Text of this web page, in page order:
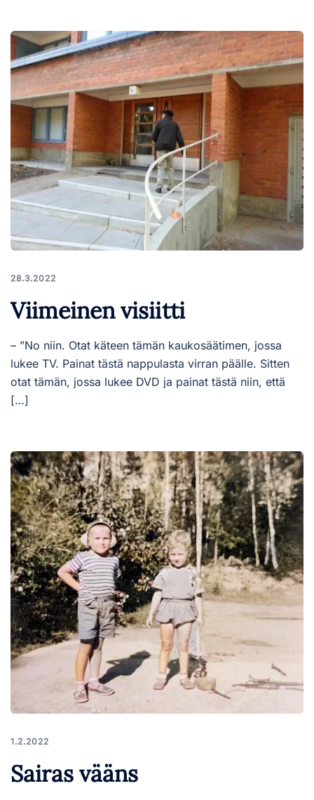
28.3.2022
Viimeinen visiitti
– ”No niin. Otat käteen tämän kaukosäätimen, jossa
lukee TV. Painat tästä nappulasta virran päälle. Sitten
otat tämän, jossa lukee DVD ja painat tästä niin, että
[…]
1.2.2022
Sairas vääns